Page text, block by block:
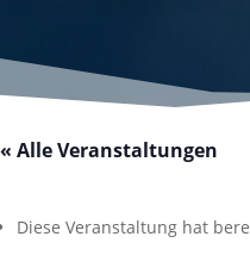
« Alle Veranstaltungen
Diese Veranstaltung hat